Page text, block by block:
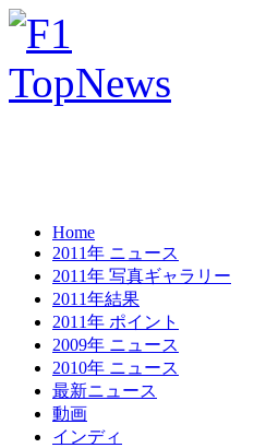
Home
2011年 ニュース
2011年 写真ギャラリー
2011年結果
2011年 ポイント
2009年 ニュース
2010年 ニュース
最新ニュース
動画
インディ